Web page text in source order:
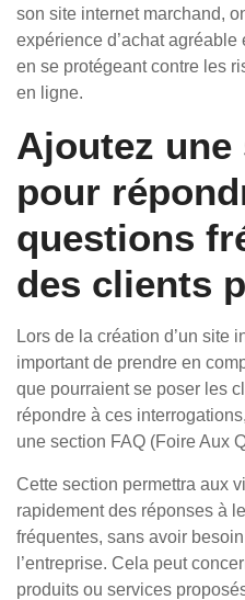
son site internet marchand,
expérience d’achat
en se protégeant contre les
en ligne.
Ajoutez une
pour
questions
des clients
Lors de la création d’un site
important de prendre en
que pourraient se poser les
répondre à ces
une section FAQ (Foire Aux
Cette section permettra aux
rapidement des réponses à
fréquentes, sans avoir
l’entreprise. Cela peut
produits ou services